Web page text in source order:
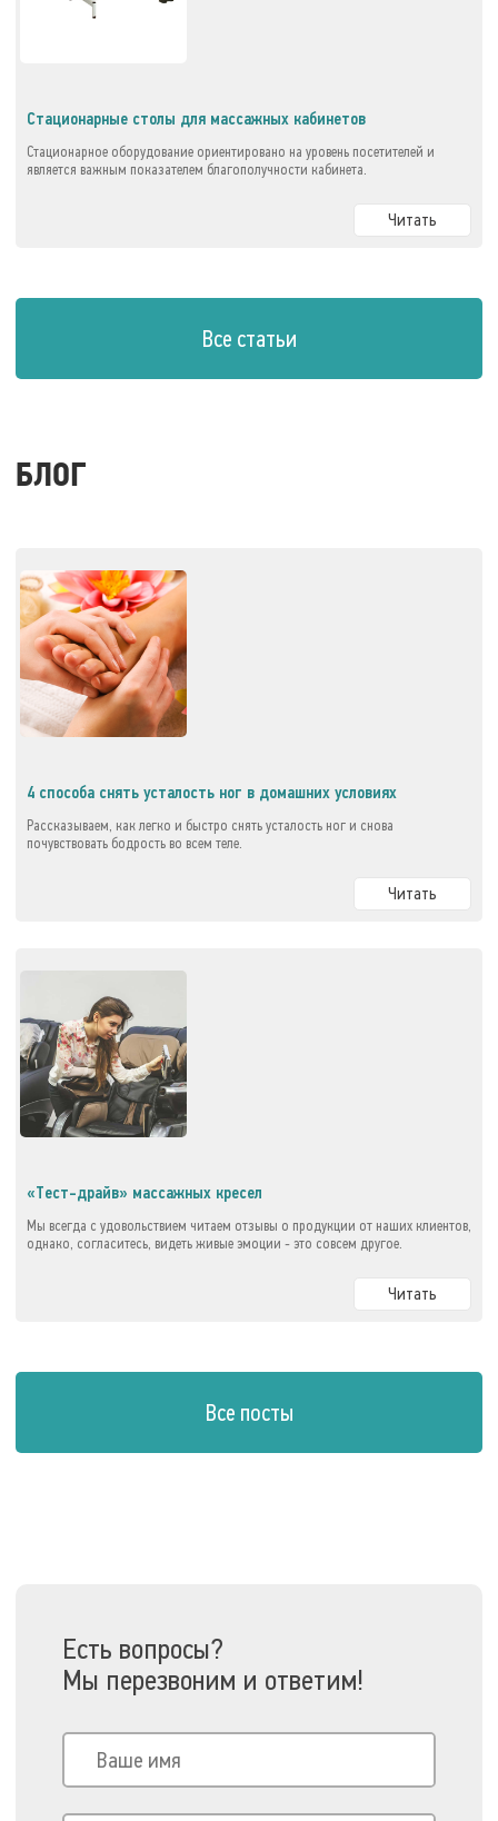
Стационарные столы для массажных кабинетов
Стационарное оборудование ориентировано на уровень посетителей и
является важным показателем благополучности кабинета.
Читать
Все статьи
БЛОГ
4 способа снять усталость ног в домашних условиях
Рассказываем, как легко и быстро снять усталость ног и снова
почувствовать бодрость во всем теле.
Читать
«Тест-драйв» массажных кресел
Мы всегда с удовольствием читаем отзывы о продукции от наших клиентов,
однако, согласитесь, видеть живые эмоции - это совсем другое.
Читать
Все посты
Есть вопросы?
Мы перезвоним и ответим!